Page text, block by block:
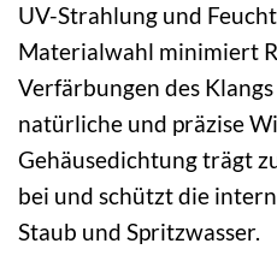
UV-Strahlung und
Materialwahl minimiert
Verfärbungen des
natürliche und präzise
Gehäusedichtung trägt
bei und schützt die
Staub und Spritzwasser.